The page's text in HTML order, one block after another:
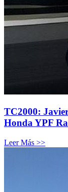
TC2000:
Honda YPF
Leer Más >>